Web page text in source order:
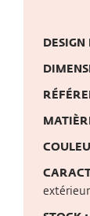
extérieur